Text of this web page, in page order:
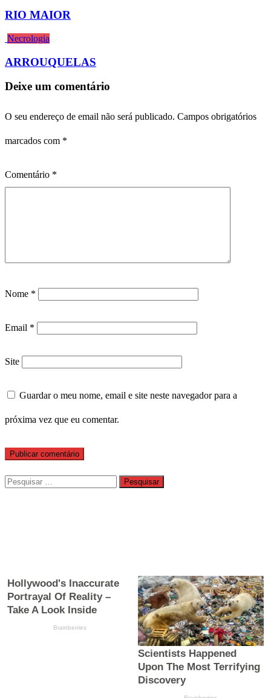
RIO MAIOR
Necrologia
ARROUQUELAS
Deixe um comentário
O seu endereço de email não será publicado. Campos obrigatórios
marcados com *
Comentário *
Nome *
Email *
Site
Guardar o meu nome, email e site neste navegador para a
próxima vez que eu comentar.
Pesquisar
por: